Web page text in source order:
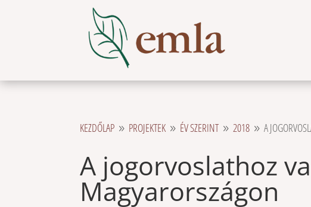
KEZDŐLAP 9 PROJEKTEK 9 ÉV SZERINT 9 2018 9 A
A jogorvoslathoz
Magyarországon